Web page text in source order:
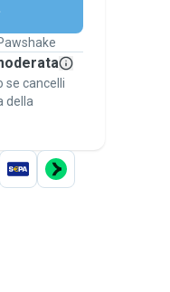
al
se cancelli
della